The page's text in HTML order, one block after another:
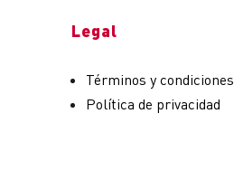
Legal
Términos y condiciones
Política de privacidad